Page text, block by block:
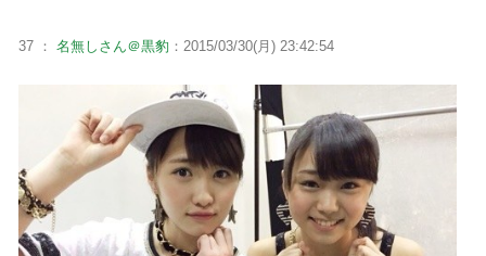
37 ： 名無しさん＠黒豹 ：2015/03/30(月) 23:42:54